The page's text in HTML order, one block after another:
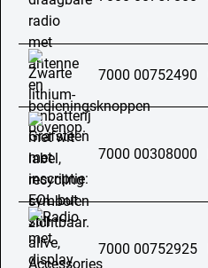
7000 00752490
7000 00308000
7000 00752925